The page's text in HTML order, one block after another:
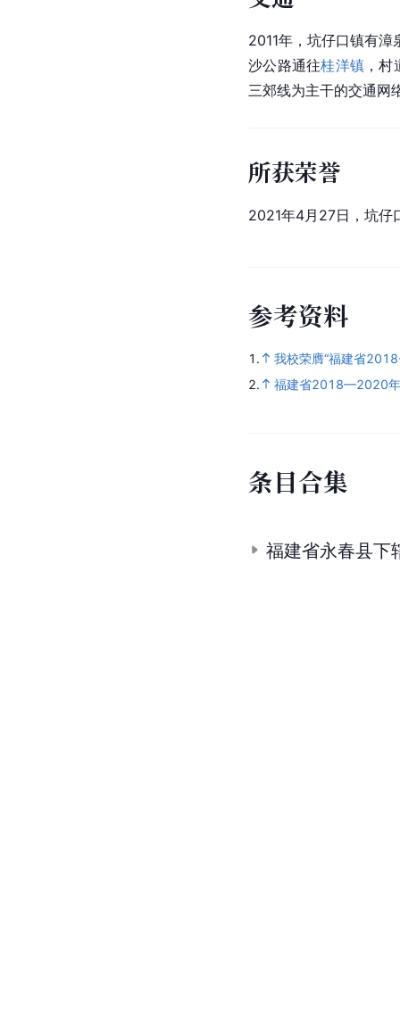
2011年，坑仔口镇有漳
沙公路通往桂洋镇 ，
三郊线为主干的交通网
所获荣誉
2021年4月27日，坑仔
参考资料
1.
我校荣膺“福建省
2.
福建省2018—2020年
条目合集
福建省永春县下